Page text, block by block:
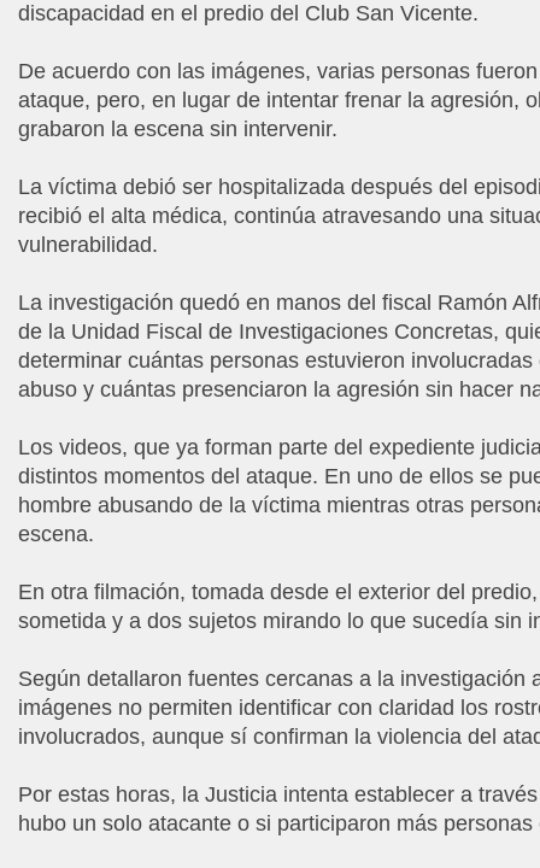
discapacidad en el predio del Club San Vicente.
De acuerdo con las imágenes, varias personas
ataque, pero, en lugar de intentar frenar la agresión,
grabaron la escena sin intervenir.
La víctima debió ser hospitalizada después del
recibió el alta médica, continúa atravesando una
vulnerabilidad.
La investigación quedó en manos del fiscal Ramón
de la Unidad Fiscal de Investigaciones Concretas,
determinar cuántas personas estuvieron
abuso y cuántas presenciaron la agresión sin hacer
Los videos, que ya forman parte del expediente
distintos momentos del ataque. En uno de ellos se
hombre abusando de la víctima mientras otras
escena.
En otra filmación, tomada desde el exterior del
sometida y a dos sujetos mirando lo que sucedía sin
Según detallaron fuentes cercanas a la investigación
imágenes no permiten identificar con claridad los
involucrados, aunque sí confirman la violencia del
Por estas horas, la Justicia intenta establecer a
hubo un solo atacante o si participaron más personas